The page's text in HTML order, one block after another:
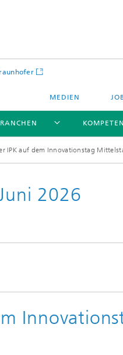
MEDIEN
IPK auf dem Innovationstag
2026